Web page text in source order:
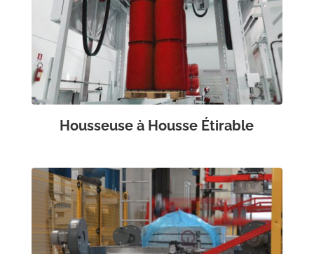
Housseuse à Housse Étirable